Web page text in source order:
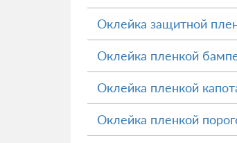
Оклейка защитной
Оклейка пленкой
Оклейка пленкой
Оклейка пленкой